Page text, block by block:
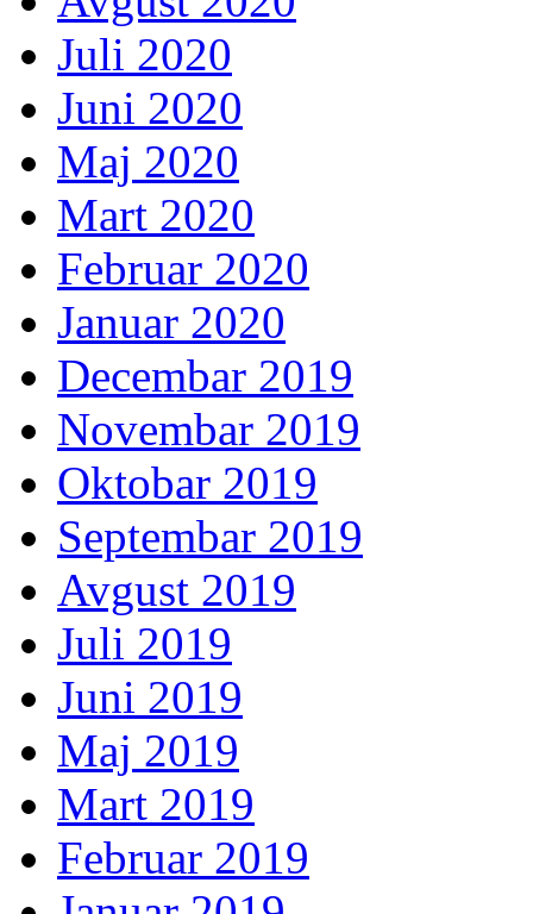
Juli 2020
Juni 2020
Maj 2020
Mart 2020
Februar 2020
Januar 2020
Decembar 2019
Novembar 2019
Oktobar 2019
Septembar 2019
Avgust 2019
Juli 2019
Juni 2019
Maj 2019
Mart 2019
Februar 2019